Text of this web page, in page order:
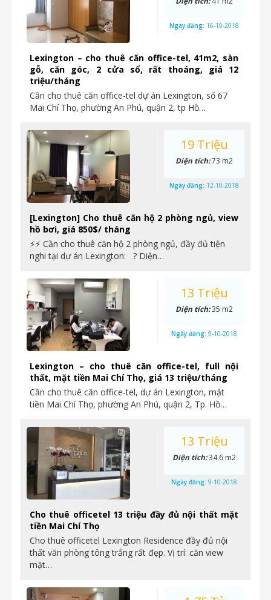
Lexington – cho thuê căn office-tel, 41m2, sàn
gỗ, căn góc, 2 cửa sổ, rất thoáng, giá 12
triệu/tháng
Cần cho thuê căn office-tel dự án Lexington, số 67
Mai Chí Thọ, phường An Phú, quận 2, tp Hồ…
Ngày đăng: 16-10-2018
[Lexington] Cho thuê căn hộ 2 phòng ngủ, view
hồ bơi, giá 850$/ tháng
⚡⚡ Cần cho thuê căn hộ 2 phòng ngủ, đầy đủ tiện
nghi tại dự án Lexington: ? Diện…
19 Triệu
Diện tích:73 m2
Ngày đăng: 12-10-2018
Lexington – cho thuê căn office-tel, full nội
thất, mặt tiền Mai Chí Thọ, giá 13 triệu/tháng
Cần cho thuê căn office-tel, dự án Lexington, mặt
tiền Mai Chí Thọ, phường An Phú, quận 2, Tp. Hồ…
13 Triệu
Diện tích:35 m2
Ngày đăng: 9-10-2018
Cho thuê officetel 13 triệu đầy đủ nội thất mặt
tiền Mai Chí Thọ
Cho thuê officetel Lexington Residence đầy đủ nội
thất văn phòng tông trắng rất đẹp. Vị trí: căn view
mặt…
13 Triệu
Diện tích:34.6 m2
Ngày đăng: 9-10-2018